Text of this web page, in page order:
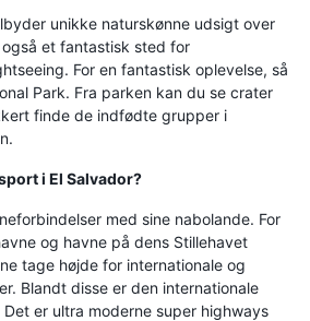
unikke naturskønne udsigt over
et fantastisk sted for
For en fantastisk oplevelse, så
Park. Fra parken kan du se crater
finde de indfødte grupper i
i El Salvador?
med sine nabolande. For
og havne på dens Stillehavet
tage højde for internationale og
Blandt disse er den internationale
er ultra moderne super highways